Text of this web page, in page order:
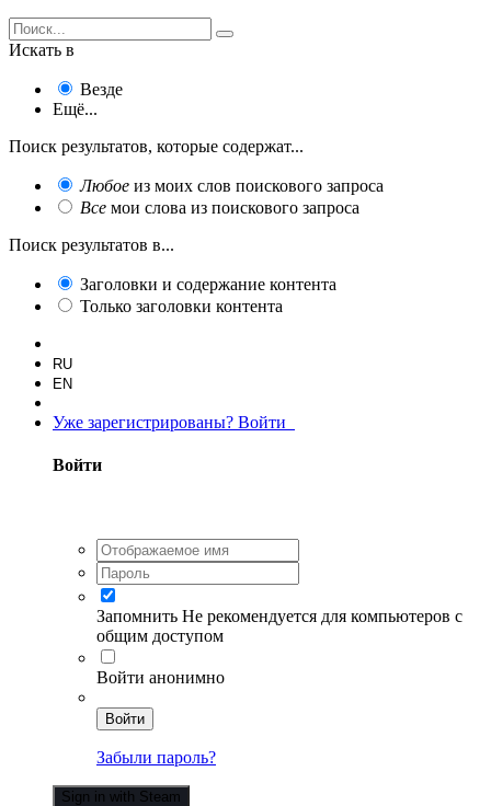
Искать в
Везде
Ещё...
Поиск результатов, которые содержат...
Любое из моих слов поискового запроса
Все мои слова из поискового запроса
Поиск результатов в...
Заголовки и содержание контента
Только заголовки контента
RU
EN
Уже зарегистрированы? Войти
Войти
Запомнить Не рекомендуется для компьютеров с
общим доступом
Войти анонимно
Войти
Забыли пароль?
Sign in with Steam